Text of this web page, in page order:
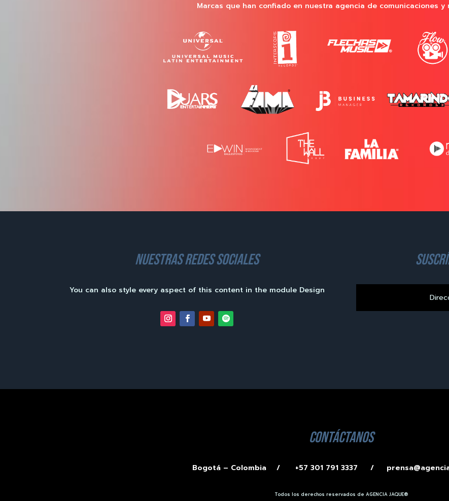
Marcas que han confiado en nuestra agencia de comunicaciones y
nuestras redes sociales
You can also style every aspect of this content in the module Design
contáctanos
Bogotá – Colombia / +57 301 791 3337 /
Todos los derechos reservados de AGENCIA JAQUE®